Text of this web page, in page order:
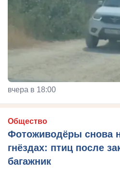
вчера в 18:00
Общество
Фотоживодёры снова
гнёздах: птиц после
багажник